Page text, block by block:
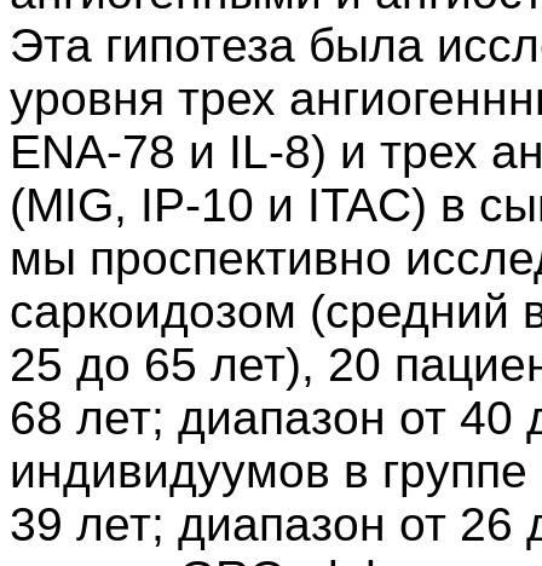
Эта гипотеза была
уровня трех
ENA-78 и IL-8) и трех
(MIG, IP-10 и ITAC) в
мы проспективно
саркоидозом (средний
25 до 65 лет), 20
68 лет; диапазон от 40
индивидуумов в
39 лет; диапазон от 26